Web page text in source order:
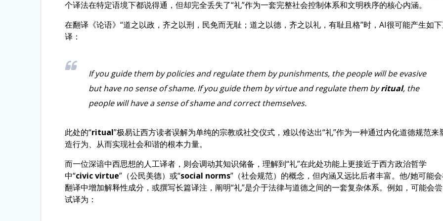
个译法在特定语境下都说得通，但却完全丢失了“礼”作为一套完整社会控制体系和文明秩序的核心内涵。
在翻译《论语》“道之以政，齐之以刑，民免而无耻；道之以德，齐之以礼，有耻且格”时，AI很可能产生如
译：
If you guide them by policies and regulate them by punishments, the people will be evasive
but have no sense of shame. If you guide them by virtue and regulate them byritual, the
people will have a sense of shame and correct themselves.
此处的“ritual”极易让西方读者误解为单纯的宗教或社交仪式，难以传达出“礼”作为一种通过内化道德规范来
造行为、从而实现社会和谐的根本力量。
而一位深谙中西思想的人工译者，则会调动其知识储备，理解到“礼”在此处功能上更接近于西方政治哲学
中“civic virtue”（公民美德）或“social norms”（社会规范）的概念，但内涵又远比后者丰富。他/她可能
翻译中增加解释性成分，或撰写长篇译注，阐明“礼”是介于法律与道德之间的一套复杂体系。例如，可能会尝
试译为：